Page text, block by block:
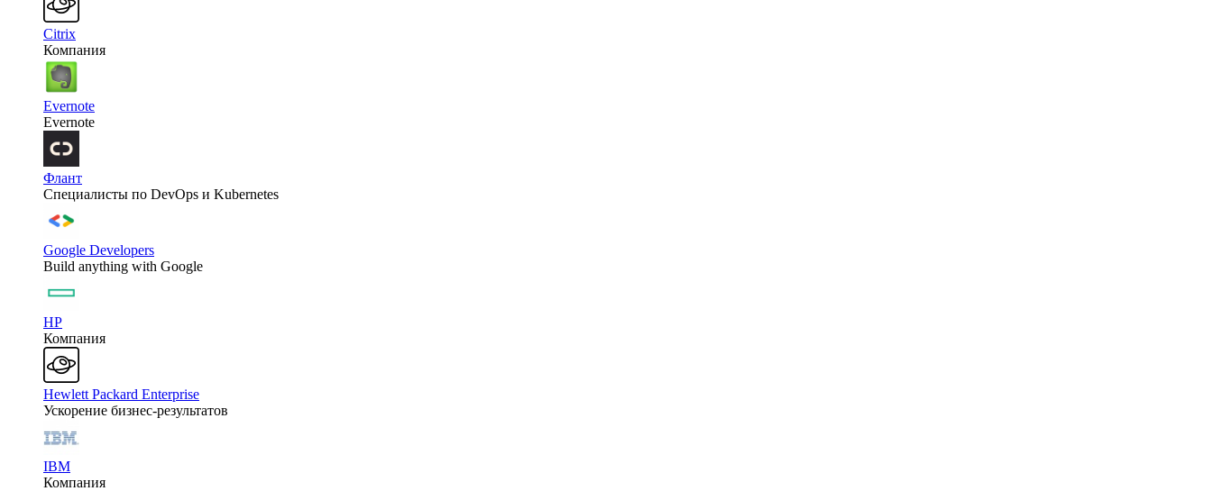
Citrix
Компания
Evernote
Evernote
Флант
Специалисты по DevOps и Kubernetes
Google Developers
Build anything with Google
HP
Компания
Hewlett Packard Enterprise
Ускорение бизнес-результатов
IBM
Компания